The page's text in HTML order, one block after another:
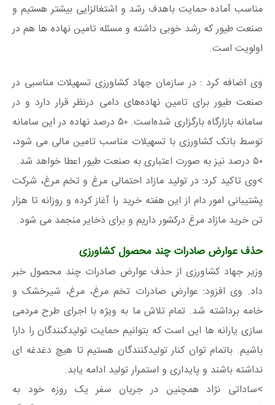
مناسب آماده حمایت باهدف رشد و اشتغالزایی بیشتر هستیم و
صنعت طیور که رشد خوبی داشته و مسئله تامین نهاده ها هم در
اولویت است.
وی اضافه کرد : در سازمان جهاد کشاورزی تسهیلات مناسبی در
صنعت طیور برای تامین نهاده‌های دامی درنظر قرار دارد و در
سامانه بازارگاه بارگزاری شده‌است. ۵۰ درصد نهاده در این سامانه
توسط بانک کشاورزی با تسهیلات مناسب تامین مالی می شود،
۵۰ درصد نیز به صورت اعتباری به صنعت طیور اعطا خواهد شد.
>وی تاکید کرد: در تولید مازاد احتمالی مرغ و تخم مرغ، شرکت
پشتیبانی امور دام از این هفته خرید را آغاز کرده و روزانه تا هزار
تن خرید مازاد مرغ درکشور داریم و برای ذخایر منجمد می شود.
حذف عوارض صادرات چند محصول کشاورزی
وزیر جهاد کشاورزی از حذف عوارض صادرات چند محصول خبر
داد. وی افزود: عوارض صادرات تخم مرغ، مرغ، شیرخشک و
خامه برداشته شد. تمام تلاش ما به ویژه با اجرای طرح مردمی
سازی یارانه ها این است که بتوانیم حمایت تولیدکنندگان را دارا
باشیم. باتمام توان کنار تولیدکنندگان هستیم تا هیچ دغدغه ای
نداشته باشند و پایداری و استمرار تولید ادامه یابد.
>ساداتی نژاد همچنین در جریان سفر یک روزه خود به